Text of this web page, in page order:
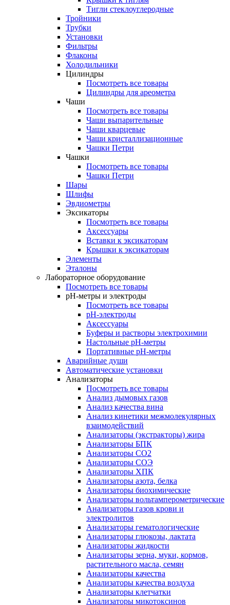
Тигли стеклоуглеродные
Тройники
Трубки
Установки
Фильтры
Флаконы
Холодильники
Цилиндры
Посмотреть все товары
Цилиндры для ареометра
Чаши
Посмотреть все товары
Чаши выпарительные
Чаши кварцевые
Чаши кристаллизационные
Чашки Петри
Чашки
Посмотреть все товары
Чашки Петри
Шары
Шлифы
Эвдиометры
Эксикаторы
Посмотреть все товары
Аксессуары
Вставки к эксикаторам
Крышки к эксикаторам
Элементы
Эталоны
Лабораторное оборудование
Посмотреть все товары
pH-метры и электроды
Посмотреть все товары
pH-электроды
Аксессуары
Буферы и растворы электрохимии
Настольные рН-метры
Портативные рН-метры
Аварийные души
Автоматические установки
Анализаторы
Посмотреть все товары
Анализ дымовых газов
Анализ качества вина
Анализ кинетики межмолекулярных
взаимодействий
Анализаторы (экстракторы) жира
Анализаторы БПК
Анализаторы СО2
Анализаторы СОЭ
Анализаторы ХПК
Анализаторы азота, белка
Анализаторы биохимические
Анализаторы вольтамперометрические
Анализаторы газов крови и
электролитов
Анализаторы гематологические
Анализаторы глюкозы, лактата
Анализаторы жидкости
Анализаторы зерна, муки, кормов,
растительного масла, семян
Анализаторы качества
Анализаторы качества воздуха
Анализаторы клетчатки
Анализаторы микотоксинов